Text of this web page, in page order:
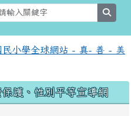
保護、性別平等宣導網